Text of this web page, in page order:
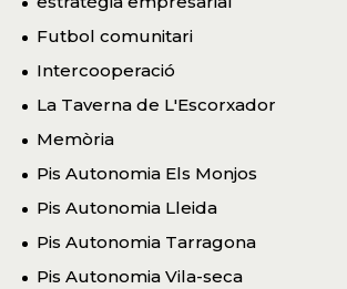
Futbol comunitari
Intercooperació
La Taverna de L'Escorxador
Memòria
Pis Autonomia Els Monjos
Pis Autonomia Lleida
Pis Autonomia Tarragona
Pis Autonomia Vila-seca